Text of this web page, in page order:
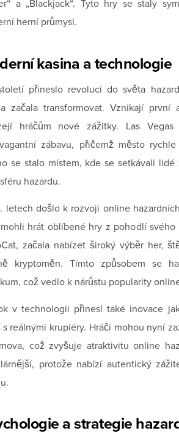
a „Blackjack“. Tyto hry se staly
herní průmysl.
kasina a technologie
přineslo revoluci do světa
začala transformovat. Vznikají
hráčům nové zážitky. Las
zábavu, přičemž město
se stalo místem, kde se setkávali
hazardu.
letech došlo k rozvoji online
hrát oblíbené hry z pohodlí
začala nabízet široký výběr her,
kryptoměn. Tímto způsobem se
což vedlo k nárůstu popularity
v technologii přinesl také inovace
s reálnými krupiéry. Hráči mohou nyní
což zvyšuje atraktivitu online
protože nabízí autentický
a strategie